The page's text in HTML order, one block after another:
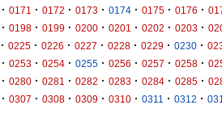
· 0171 · 0172 · 0173 · 0174 · 0175 · 0176 ·
· 0198 · 0199 · 0200 · 0201 · 0202 · 0203 ·
· 0225 · 0226 · 0227 · 0228 · 0229 · 0230 ·
· 0253 · 0254 · 0255 · 0256 · 0257 · 0258 ·
· 0280 · 0281 · 0282 · 0283 · 0284 · 0285 ·
· 0307 · 0308 · 0309 · 0310 · 0311 · 0312 ·